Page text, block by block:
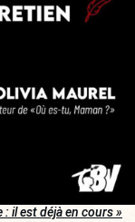
: il est déjà en cours »